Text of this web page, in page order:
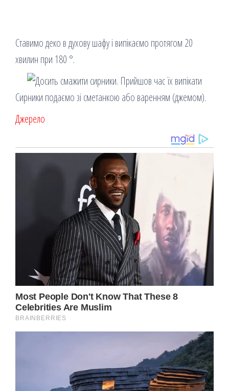
Ставимо деко в духову шафу і випікаємо протягом 20
хвилин при 180 °.
Сирники подаємо зі сметанкою або варенням (джемом).
Джерело